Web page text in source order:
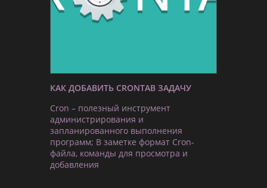
КАК ДОБАВИТЬ CRONTAB ЗАДАЧУ
Cron – полезный инструмент
администрирования и
запланированного выполнения
программ; В заметке формат Cron-
файла, команды для просмотра и
добавления